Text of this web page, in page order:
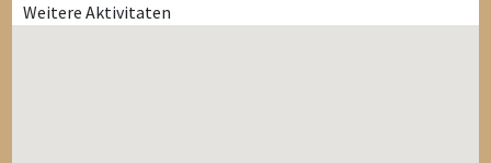
Weitere Aktivitaten